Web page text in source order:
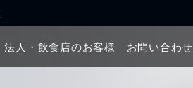
法人・飲食店のお客様 お問い合わせ